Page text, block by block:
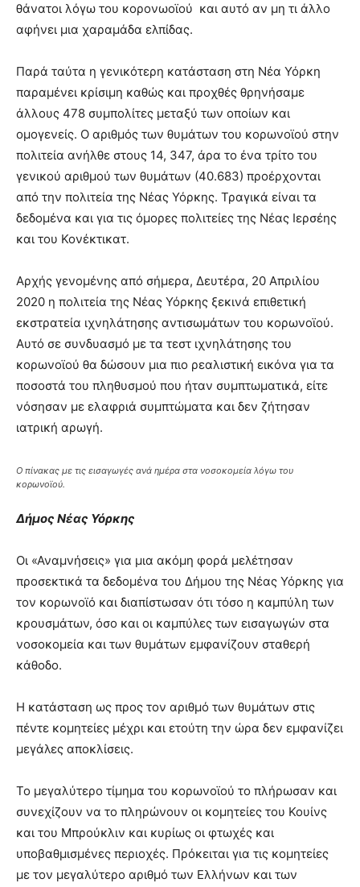
θάνατοι λόγω του κορονωοϊού και αυτό αν μη τι άλλο
αφήνει μια χαραμάδα ελπίδας.
Παρά ταύτα η γενικότερη κατάσταση στη Νέα Υόρκη
παραμένει κρίσιμη καθώς και προχθές θρηνήσαμε
άλλους 478 συμπολίτες μεταξύ των οποίων και
ομογενείς. Ο αριθμός των θυμάτων του κορωνοϊού στην
πολιτεία ανήλθε στους 14, 347, άρα το ένα τρίτο του
γενικού αριθμού των θυμάτων (40.683) προέρχονται
από την πολιτεία της Νέας Υόρκης. Τραγικά είναι τα
δεδομένα και για τις όμορες πολιτείες της Νέας Ιερσέης
και του Κονέκτικατ.
Αρχής γενομένης από σήμερα, Δευτέρα, 20 Απριλίου
2020 η πολιτεία της Νέας Υόρκης ξεκινά επιθετική
εκστρατεία ιχνηλάτησης αντισωμάτων του κορωνοϊού.
Αυτό σε συνδυασμό με τα τεστ ιχνηλάτησης του
κορωνοϊού θα δώσουν μια πιο ρεαλιστική εικόνα για τα
ποσοστά του πληθυσμού που ήταν συμπτωματικά, είτε
νόσησαν με ελαφριά συμπτώματα και δεν ζήτησαν
ιατρική αρωγή.
Ο πίνακας με τις εισαγωγές ανά ημέρα στα νοσοκομεία λόγω του
κορωνοϊού.
Δήμος Νέας Υόρκης
Οι «Αναμνήσεις» για μια ακόμη φορά μελέτησαν
προσεκτικά τα δεδομένα του Δήμου της Νέας Υόρκης για
τον κορωνοϊό και διαπίστωσαν ότι τόσο η καμπύλη των
κρουσμάτων, όσο και οι καμπύλες των εισαγωγών στα
νοσοκομεία και των θυμάτων εμφανίζουν σταθερή
κάθοδο.
Η κατάσταση ως προς τον αριθμό των θυμάτων στις
πέντε κομητείες μέχρι και ετούτη την ώρα δεν εμφανίζει
μεγάλες αποκλίσεις.
Το μεγαλύτερο τίμημα του κορωνοϊού το πλήρωσαν και
συνεχίζουν να το πληρώνουν οι κομητείες του Κουίνς
και του Μπρούκλιν και κυρίως οι φτωχές και
υποβαθμισμένες περιοχές. Πρόκειται για τις κομητείες
με τον μεγαλύτερο αριθμό των Ελλήνων και των